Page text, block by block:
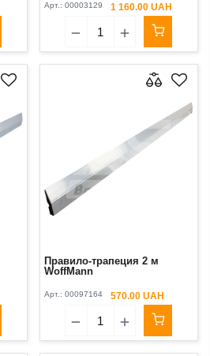
Арт.: 00003129 1 160.00 UAH
Правило-трапеция 2 м
WoffMann
Арт.: 00097164 570.00 UAH